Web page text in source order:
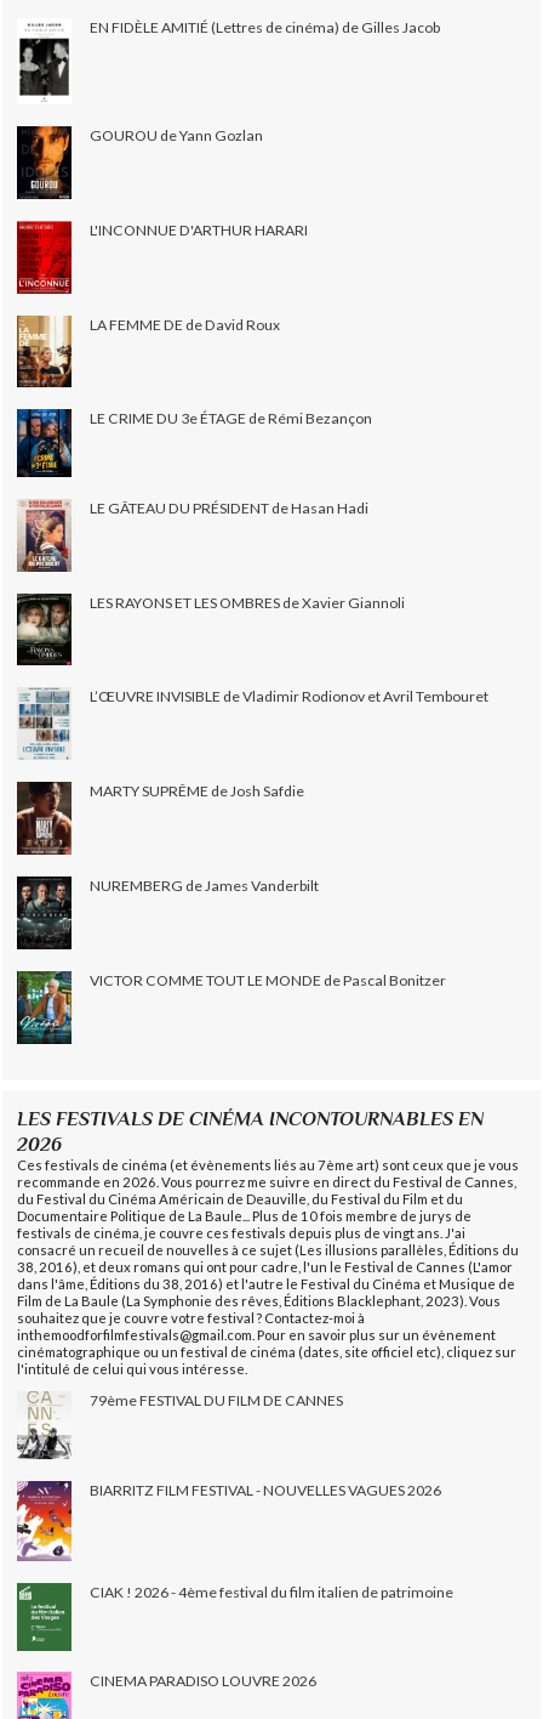
EN FIDÈLE AMITIÉ (Lettres de cinéma) de Gilles Jacob
GOUROU de Yann Gozlan
L'INCONNUE D'ARTHUR HARARI
LA FEMME DE de David Roux
LE CRIME DU 3e ÉTAGE de Rémi Bezançon
LE GÂTEAU DU PRÉSIDENT de Hasan Hadi
LES RAYONS ET LES OMBRES de Xavier Giannoli
L’ŒUVRE INVISIBLE de Vladimir Rodionov et Avril Tembouret
MARTY SUPRÊME de Josh Safdie
NUREMBERG de James Vanderbilt
VICTOR COMME TOUT LE MONDE de Pascal Bonitzer
LES FESTIVALS DE CINÉMA INCONTOURNABLES EN
2026
Ces festivals de cinéma (et évènements liés au 7ème art) sont ceux que je vous
recommande en 2026. Vous pourrez me suivre en direct du Festival de Cannes,
du Festival du Cinéma Américain de Deauville, du Festival du Film et du
Documentaire Politique de La Baule... Plus de 10 fois membre de jurys de
festivals de cinéma, je couvre ces festivals depuis plus de vingt ans. J'ai
consacré un recueil de nouvelles à ce sujet (Les illusions parallèles, Éditions du
38, 2016), et deux romans qui ont pour cadre, l'un le Festival de Cannes (L'amor
dans l'âme, Éditions du 38, 2016) et l'autre le Festival du Cinéma et Musique de
Film de La Baule (La Symphonie des rêves, Éditions Blacklephant, 2023). Vous
souhaitez que je couvre votre festival ? Contactez-moi à
inthemoodforfilmfestivals@gmail.com. Pour en savoir plus sur un évènement
cinématographique ou un festival de cinéma (dates, site officiel etc), cliquez sur
l'intitulé de celui qui vous intéresse.
79ème FESTIVAL DU FILM DE CANNES
BIARRITZ FILM FESTIVAL - NOUVELLES VAGUES 2026
CIAK ! 2026 - 4ème festival du film italien de patrimoine
CINEMA PARADISO LOUVRE 2026